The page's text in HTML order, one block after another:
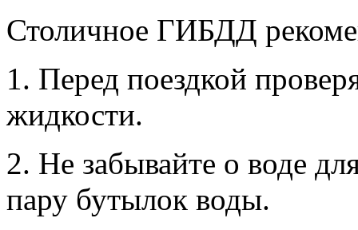
Столичное ГИБДД
1. Перед поездкой
жидкости.
2. Не забывайте о воде
пару бутылок воды.